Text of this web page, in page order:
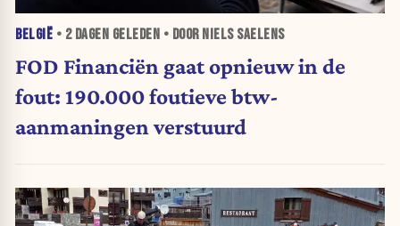
BELGIË • 2 DAGEN GELEDEN • DOOR NIELS SAELENS
FOD Financiën gaat opnieuw in de
fout: 190.000 foutieve btw-
aanmaningen verstuurd